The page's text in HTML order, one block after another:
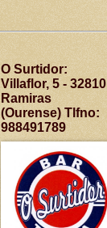
O Surtidor:
Villaflor, 5 - 32810
Ramiras
(Ourense) Tlfno:
988491789